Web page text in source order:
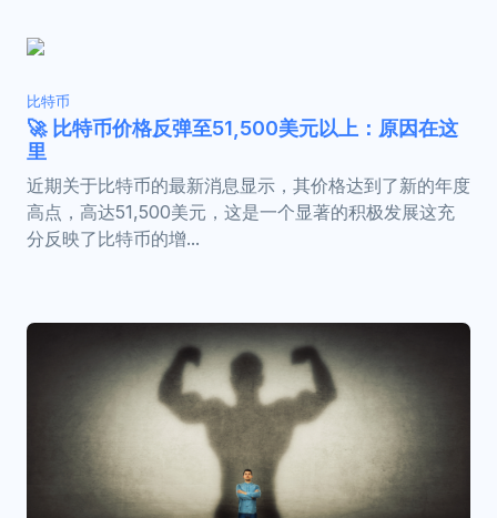
比特币
🚀 比特币价格反弹至51,500美元以上：原因在这
里
近期关于比特币的最新消息显示，其价格达到了新的年度
高点，高达51,500美元，这是一个显著的积极发展这充
分反映了比特币的增...